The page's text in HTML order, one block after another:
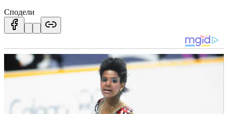
Сподели